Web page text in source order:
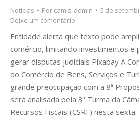
Notícias Por camis-admin
5 de
Deixe um comentário
Entidade alerta que texto pode
comércio, limitando investimentos e
gerar disputas judiciais Pixabay A
do Comércio de Bens, Serviços e
grande preocupação com a 8ª
será analisada pela 3ª Turma da
Recursos Fiscais (CSRF) nesta